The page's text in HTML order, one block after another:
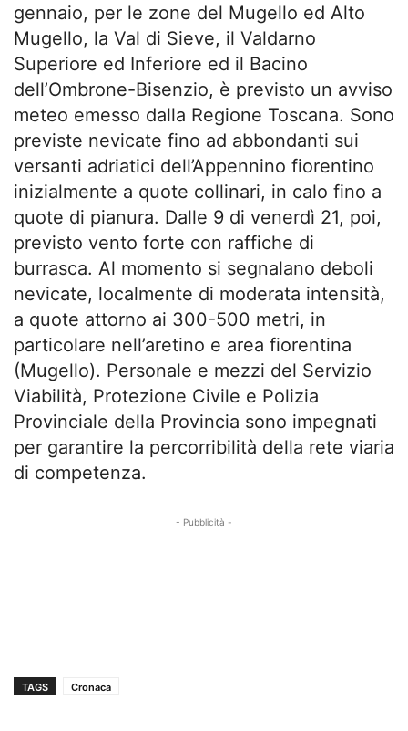
gennaio, per le zone del Mugello ed Alto
Mugello, la Val di Sieve, il Valdarno
Superiore ed Inferiore ed il Bacino
dell’Ombrone-Bisenzio, è previsto un avviso
meteo emesso dalla Regione Toscana. Sono
previste nevicate fino ad abbondanti sui
versanti adriatici dell’Appennino fiorentino
inizialmente a quote collinari, in calo fino a
quote di pianura. Dalle 9 di venerdì 21, poi,
previsto vento forte con raffiche di
burrasca. Al momento si segnalano deboli
nevicate, localmente di moderata intensità,
a quote attorno ai 300-500 metri, in
particolare nell’aretino e area fiorentina
(Mugello). Personale e mezzi del Servizio
Viabilità, Protezione Civile e Polizia
Provinciale della Provincia sono impegnati
per garantire la percorribilità della rete viaria
di competenza.
- Pubblicità -
TAGS Cronaca